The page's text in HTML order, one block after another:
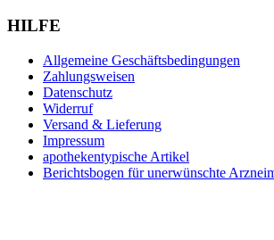
HILFE
Allgemeine Geschäftsbedingungen
Zahlungsweisen
Datenschutz
Widerruf
Versand & Lieferung
Impressum
apothekentypische Artikel
Berichtsbogen für unerwünschte